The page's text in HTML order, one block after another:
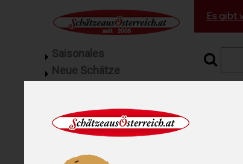
Saisonales
Neue Schätze
Geflügel vom Bauernhof
Fisch
Gourmetfleisch
Es gibt